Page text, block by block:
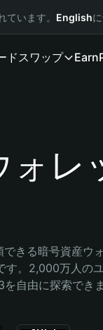
ています。 English
ドスワップ Earn
ォレ
きる暗号資産ウ
す。2,000万人の
自由に探索でき